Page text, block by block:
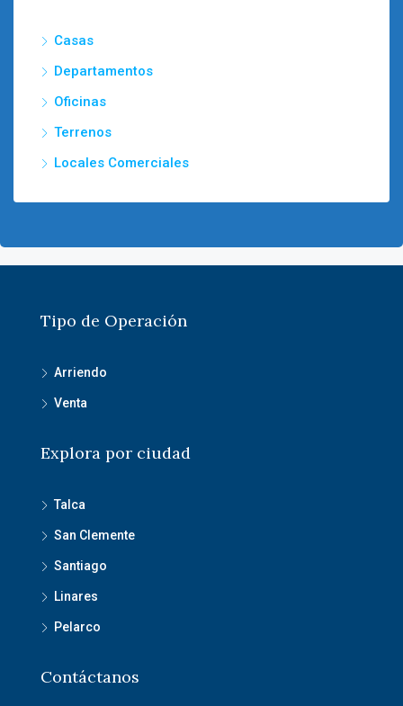
Casas
Departamentos
Oficinas
Terrenos
Locales Comerciales
Tipo de Operación
Arriendo
Venta
Explora por ciudad
Talca
San Clemente
Santiago
Linares
Pelarco
Contáctanos